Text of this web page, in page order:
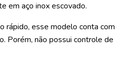
em aço inox escovado.
rápido, esse modelo conta com
Porém, não possui controle de